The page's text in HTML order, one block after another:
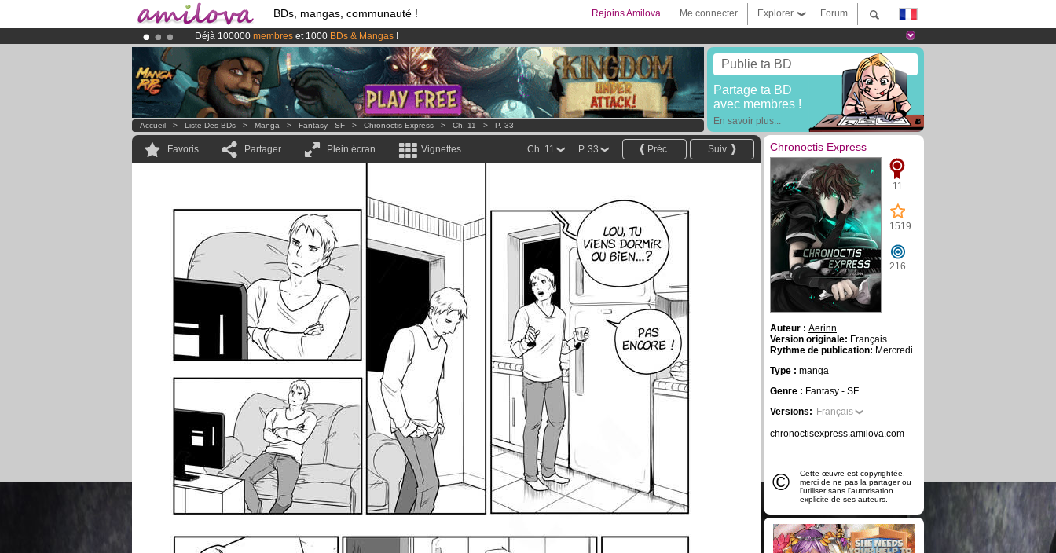
BDs, mangas, communauté ! Forum
Explorer
Me connecter
Rejoins Amilova
Déjà 100000 membres et 1000 BDs & Mangas !
Abonnement premium: à partir de3.95 eurospar mois !Clique ici pour t'abonner
LeKickstarter Amilova est désormais lancé
Publie ta BD
Partage ta BD
avec membres !
En savoir plus...
Accueil > Liste Des BDs > Manga > Fantasy - SF > Chronoctis Express > Ch. 11 > P. 33
Favoris Partager Plein écran Vignettes Suiv.
Préc.
P. 33
Ch. 11 Chronoctis Express
11
1519
216
Auteur : Aerinn
Version originale: Français
Rythme de publication: Mercredi
Type : manga
Genre : Fantasy - SF
Versions: Français
chronoctisexpress.amilova.com
©
Cette œuvre est copyrightée,
merci de ne pas la partager ou
l'utiliser sans l'autorisation
explicite de ses auteurs.